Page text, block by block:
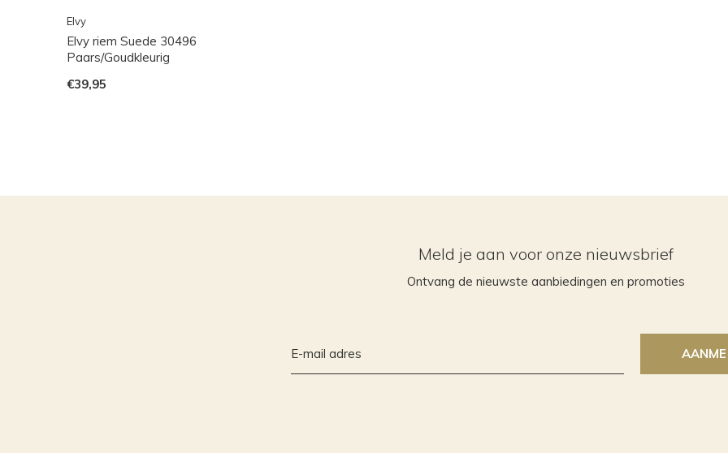
Elvy
Elvy riem Suede 30496
Paars/Goudkleurig
€39,95
Meld je aan voor onze nieuwsbrief
Ontvang de nieuwste aanbiedingen en promoties